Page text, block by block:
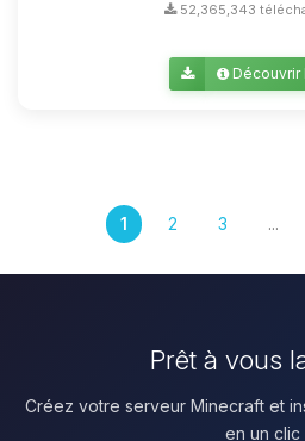
52,365,343
Découvrir
1 2 3 ...
Prêt à vous
Créez votre serveur Minecraft et
en un clic